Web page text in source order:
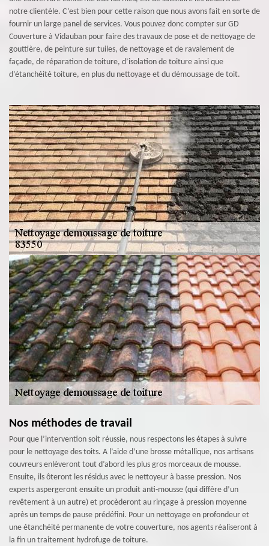
notre clientèle. C’est bien pour cette raison que nous avons fait en sorte de
fournir un large panel de services. Vous pouvez donc compter sur GD
Couverture à Vidauban pour faire des travaux de pose et de nettoyage de
gouttière, de peinture sur tuiles, de nettoyage et de ravalement de
façade, de réparation de toiture, d’isolation de toiture ainsi que
d’étanchéité toiture, en plus du nettoyage et du démoussage de toit.
Nos méthodes de travail
Pour que l’intervention soit réussie, nous respectons les étapes à suivre
pour le nettoyage des toits. A l’aide d’une brosse métallique, nos artisans
couvreurs enlèveront tout d’abord les plus gros morceaux de mousse.
Ensuite, ils ôteront les résidus avec le nettoyeur à basse pression. Nos
experts aspergeront ensuite un produit anti-mousse (qui diffère d’un
revêtement à un autre) et procèderont au rinçage à pression moyenne
après un temps de pause prédéfini. Pour un nettoyage en profondeur et
une étanchéité permanente de votre couverture, nos agents réaliseront à
la fin un traitement hydrofuge de toiture.